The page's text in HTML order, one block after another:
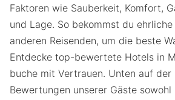
Faktoren wie Sauberkeit, Komfort,
und Lage. So bekommst du
anderen Reisenden, um die beste
Entdecke top-bewertete Hotels in
buche mit Vertrauen. Unten auf
Bewertungen unserer Gäste sowohl